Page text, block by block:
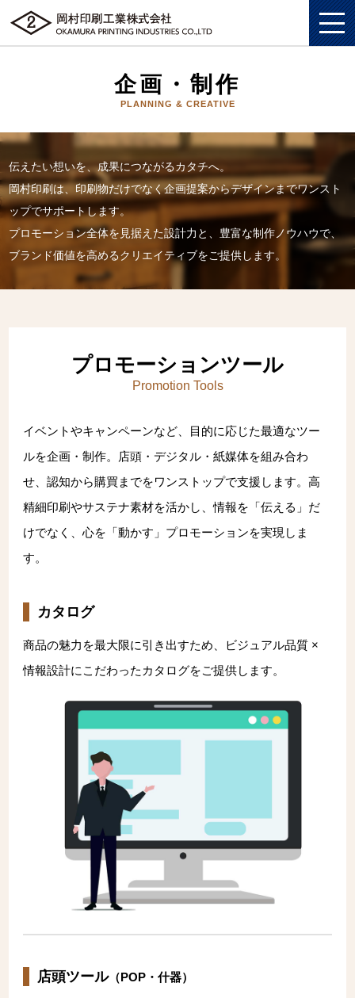
SDGS
環境
プライバシーポリシー
一般事業主行動計画
総合印刷ソリューショントップ
商業印刷
インクジェット印刷
企画・制作
企画・制作トップ
プロモーションツール
取扱説明書
ソリューション
ソリューショントップ
文化財アーカイブ＆複製＆活用
周年事業
複製原画
美術散華
NARA GOODS
御朱印・御城印
企業情報トップ
会社概要
沿革
プライバシーポリシー
サイトマップ
お問い合わせ
企画・制作
PLANNING & CREATIVE
伝えたい想いを、成果につながるカタチへ。
岡村印刷は、印刷物だけでなく企画提案からデザインまでワンスト
ップでサポートします。
プロモーション全体を見据えた設計力と、豊富な制作ノウハウで、
ブランド価値を高めるクリエイティブをご提供します。
プロモーションツール
Promotion Tools
イベントやキャンペーンなど、目的に応じた最適なツー
ルを企画・制作。店頭・デジタル・紙媒体を組み合わ
せ、認知から購買までをワンストップで支援します。高
精細印刷やサステナ素材を活かし、情報を「伝える」だ
けでなく、心を「動かす」プロモーションを実現しま
す。
カタログ
商品の魅力を最大限に引き出すため、ビジュアル品質 ×
情報設計にこだわったカタログをご提供します。
店頭ツール（POP・什器）